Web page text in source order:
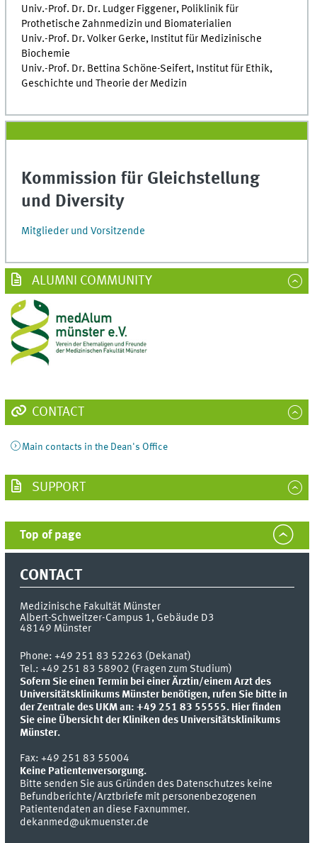
Univ.-Prof. Dr. Dr. Ludger Figgener, Poliklinik für
Prothetische Zahnmedizin und Biomaterialien
Univ.-Prof. Dr. Volker Gerke, Institut für Medizinische
Biochemie
Univ.-Prof. Dr. Bettina Schöne-Seifert, Institut für Ethik,
Geschichte und Theorie der Medizin
Kommission für Gleichstellung
und Diversity
Mitglieder und Vorsitzende
ALUMNI COMMUNITY
CONTACT
Main contacts in the Dean's Office
SUPPORT
Top of page
CONTACT
Medizinische Fakultät Münster
Albert-Schweitzer-Campus 1, Gebäude D3
48149 Münster
Phone:+49 251 83 52263 (Dekanat)
Tel.: +49 251 83 58902 (Fragen zum Studium)
Sofern Sie einen Termin bei einer Ärztin/einem Arzt des
Universitätsklinikums Münster benötigen, rufen Sie bitte in
der Zentrale des UKM an: +49 251 83 55555. Hier finden
Sie eine Übersicht der Kliniken des Universitätsklinikums
Münster.
Fax:+49 251 83 55004
Keine Patientenversorgung.
Bitte senden Sie aus Gründen des Datenschutzes keine
Befundberichte/Arztbriefe mit personenbezogenen
Patientendaten an diese Faxnummer.
dekanmed@ukmuenster.de